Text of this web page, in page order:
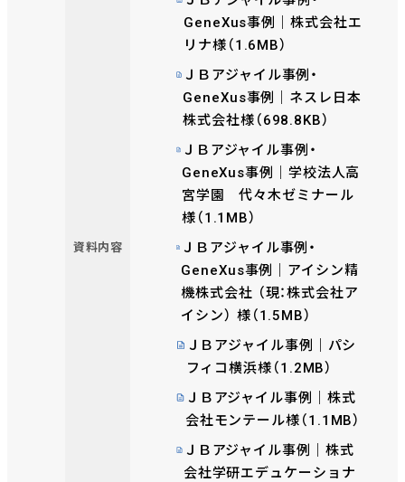
資料内容
GeneXus事例｜株式会社エ
リナ様（1.6MB）
ＪＢアジャイル事例・
GeneXus事例｜ネスレ日本
株式会社様（698.8KB）
ＪＢアジャイル事例・
GeneXus事例｜学校法人高
宮学園 代々木ゼミナール
様（1.1MB）
ＪＢアジャイル事例・
GeneXus事例｜アイシン精
機株式会社 （現：株式会社ア
イシン） 様（1.5MB）
ＪＢアジャイル事例｜パシ
フィコ横浜様（1.2MB）
ＪＢアジャイル事例｜株式
会社モンテール様（1.1MB）
ＪＢアジャイル事例｜株式
会社学研エデュケーショナ